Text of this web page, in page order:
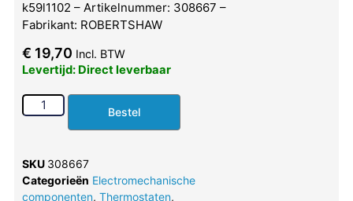
k59l1102 – Artikelnummer: 308667 –
Fabrikant: ROBERTSHAW
€ 19,70 Incl. BTW
Levertijd: Direct leverbaar
Bestel
SKU 308667
Categorieën Electromechanische
componenten, Thermostaten,